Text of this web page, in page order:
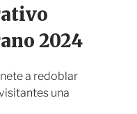
r
2024
a redoblar
una